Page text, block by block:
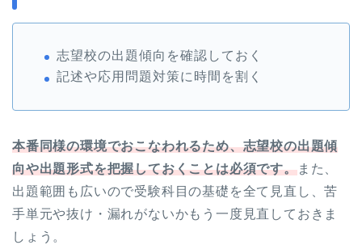
志望校の出題傾向を確認しておく
記述や応用問題対策に時間を割く
本番同様の環境でおこなわれるため、志望校の出題傾
向や出題形式を把握しておくことは必須です。また、
出題範囲も広いので受験科目の基礎を全て見直し、苦
手単元や抜け・漏れがないかもう一度見直しておきま
しょう。